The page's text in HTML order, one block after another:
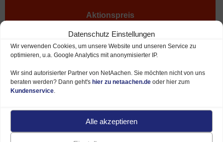
Datenschutz Einstellungen
Wir verwenden Cookies, um unsere Website und unseren Service zu
optimieren, u.a. Google Analytics mit anonymisierter IP.
Wir sind autorisierter Partner von NetAachen. Sie möchten nicht von uns
beraten werden? Dann geht's hier zu netaachen.de oder hier zum
Kundenservice
Alle akzeptieren
Aktionspreis
Download bis
100 MBit/s
Upload bis
40 MBit/s
DSL, Kabel
u. Glasfaser